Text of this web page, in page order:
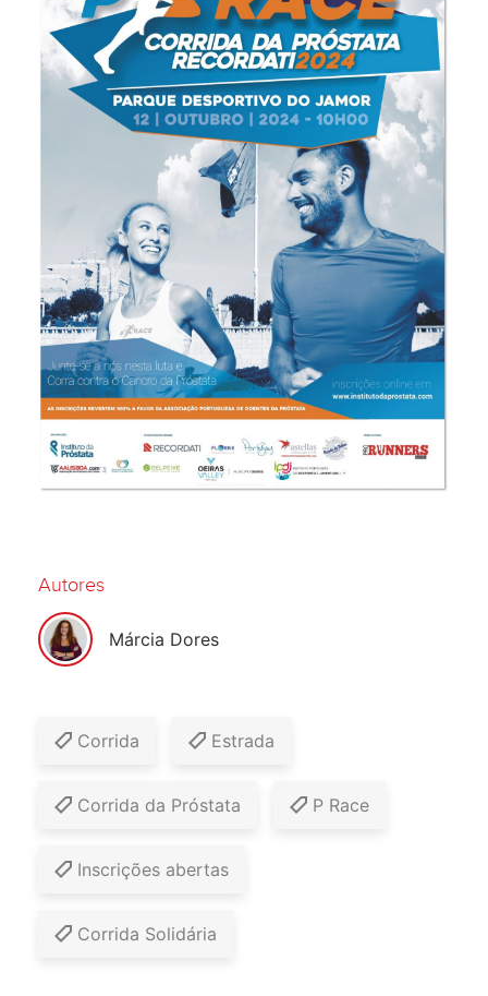
Autores
Márcia Dores
Corrida Estrada
Corrida da Próstata P Race
Inscrições abertas
Corrida Solidária